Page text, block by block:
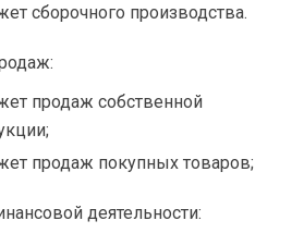
сборочного производства.
продаж собственной
продаж покупных товаров;
деятельности: